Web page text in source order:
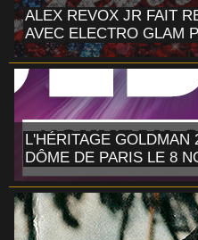
ALEX REVOX JR FAIT
AVEC ELECTRO GLAM
L'HÉRITAGE GOLDMAN
DÔME DE PARIS LE 8